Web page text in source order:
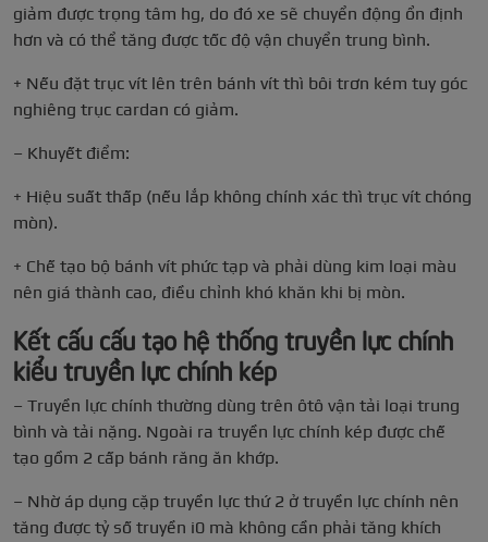
giảm được trọng tâm hg, do đó xe sẽ chuyển động ổn định
hơn và có thể tăng được tốc độ vận chuyển trung bình.
+ Nếu đặt trục vít lên trên bánh vít thì bôi trơn kém tuy góc
nghiêng trục cardan có giảm.
– Khuyết điểm:
+ Hiệu suất thấp (nếu lắp không chính xác thì trục vít chóng
mòn).
+ Chế tạo bộ bánh vít phức tạp và phải dùng kim loại màu
nên giá thành cao, điều chỉnh khó khăn khi bị mòn.
Kết cấu cấu tạo hệ thống truyền lực chính
kiểu truyền lực chính kép
– Truyền lực chính thường dùng trên ôtô vận tải loại trung
bình và tải nặng. Ngoài ra truyền lực chính kép được chế
tạo gồm 2 cấp bánh răng ăn khớp.
– Nhờ áp dụng cặp truyền lực thứ 2 ở truyền lực chính nên
tăng được tỷ số truyền i0 mà không cần phải tăng khích